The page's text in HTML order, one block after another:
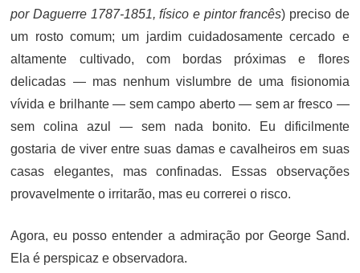
por Daguerre 1787-1851, físico e pintor francês) preciso de
um rosto comum; um jardim cuidadosamente cercado e
altamente cultivado, com bordas próximas e flores
delicadas — mas nenhum vislumbre de uma fisionomia
vívida e brilhante — sem campo aberto — sem ar fresco —
sem colina azul — sem nada bonito. Eu dificilmente
gostaria de viver entre suas damas e cavalheiros em suas
casas elegantes, mas confinadas. Essas observações
provavelmente o irritarão, mas eu correrei o risco.
Agora, eu posso entender a admiração por George Sand.
Ela é perspicaz e observadora.